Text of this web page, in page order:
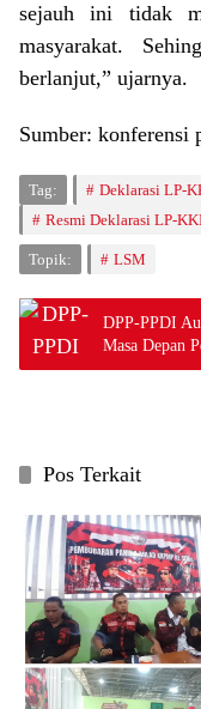
sejauh ini tidak
masyarakat.
berlanjut,” ujarnya.
Sumber: konferensi
Tag: Deklarasi LP-
Resmi Deklarasi LP-
Topik: LSM
DPP-PPDI
Masa Depan
Pos Terkait